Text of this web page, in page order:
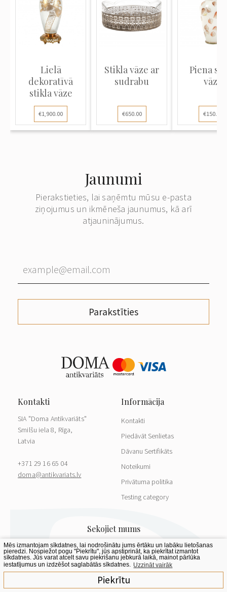
Lielā
dekoratīvā
stikla vāze
€1,900.00
Stikla vāze ar
sudrabu
€650.00
Piena
vāze
€150.00
Jaunumi
Pierakstieties, lai saņēmtu mūsu e-pasta
ziņojumus un ikmēneša jaunumus, kā arī
atjauninājumus.
Parakstīties
SIA "Doma Antikvariāts"
Smilšu iela 8, Rīga,
Latvia
+371 29 16 65 04
doma@antikvariats.lv
Kontakti
Piedāvāt Senlietas
Dāvanu Sertifikāts
Noteikumi
Privātuma politika
Testing category
Mēs izmantojam sīkdatnes, lai nodrošinātu jums ērtāku un labāku lietošanas
pieredzi. Nospiežot pogu "Piekrītu", jūs apstiprināt, ka piekrītat izmantot
sīkdatnes. Jūs varat atcelt savu piekrišanu jebkurā laikā, mainot pārlūka
iestatījumus un izdzēšot saglabātās sīkdatnes. Uzzināt vairāk
Piekrītu